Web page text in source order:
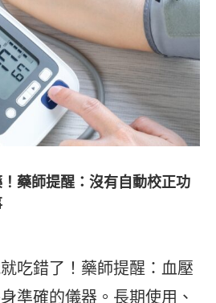
藥師提醒：沒有自動校正功
吃錯了！藥師提醒：血壓
準確的儀器。長期使用、